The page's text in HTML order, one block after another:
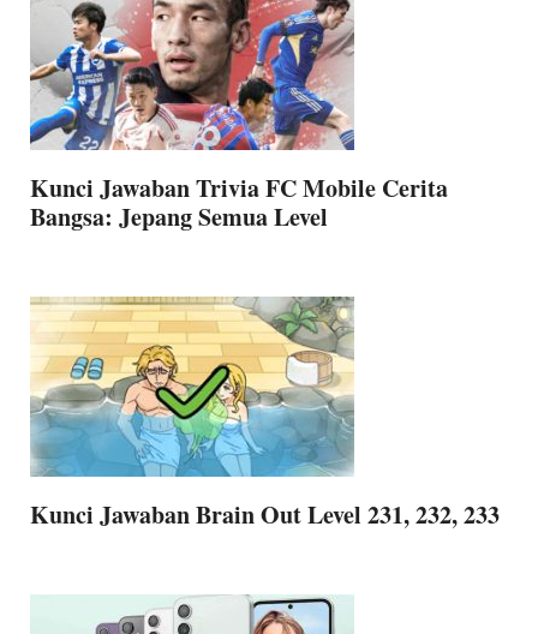
Kunci Jawaban Trivia FC Mobile Cerita
Bangsa: Jepang Semua Level
Kunci Jawaban Brain Out Level 231, 232, 233